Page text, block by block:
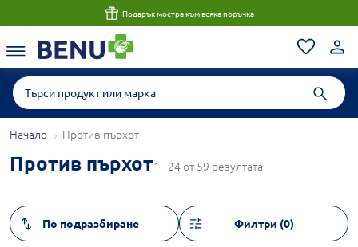
Подарък мостра към всяка поръчка
Начало Против пърхот
Против пърхот1 - 24 от 59 резултата
Филтри (0)